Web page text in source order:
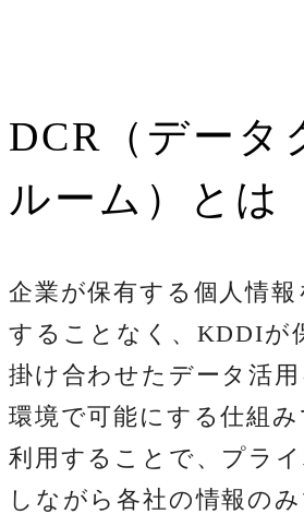
DCR（データ
ルーム）とは
企業が保有する個人情
することなく、KDDIが
掛け合わせたデータ活
環境で可能にする仕組
利用することで、プラ
しながら各社の情報の